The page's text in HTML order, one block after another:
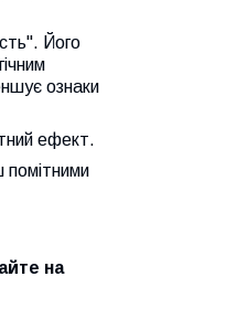
Його
ознаки
ефект.
помітними
на